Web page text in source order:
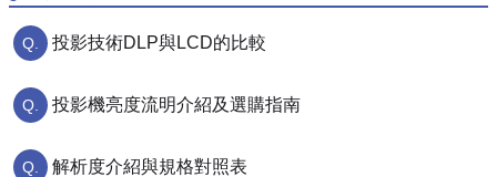
投影技術DLP與LCD的比較
投影機亮度流明介紹及選購指南
解析度介紹與規格對照表